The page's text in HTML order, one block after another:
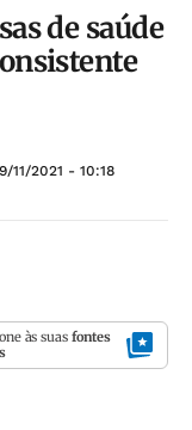
de saúde
11/2021 - 10:18
às suas fontes